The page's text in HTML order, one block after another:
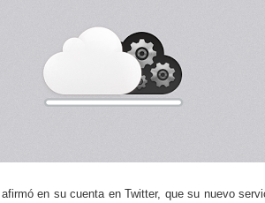
gastos personales: cómo funcionan
la inteligencia artificial sin ser
forma de informarse en internet y qué
en su cuenta en Twitter, que su nuevo